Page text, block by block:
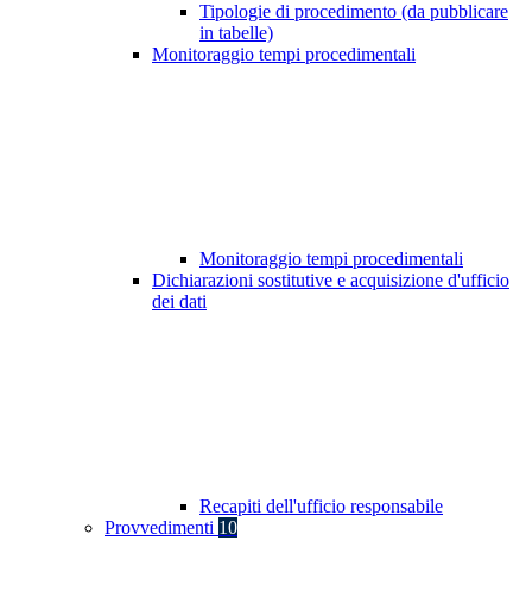
Tipologie di procedimento (da pubblicare
in tabelle)
Monitoraggio tempi procedimentali
Monitoraggio tempi procedimentali
Dichiarazioni sostitutive e acquisizione d'ufficio
dei dati
Recapiti dell'ufficio responsabile
Provvedimenti 10